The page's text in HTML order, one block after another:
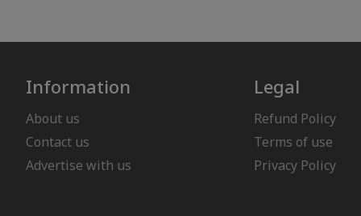
Information
About us
Contact us
Advertise with us
Legal
Refund Policy
Terms of use
Privacy Policy